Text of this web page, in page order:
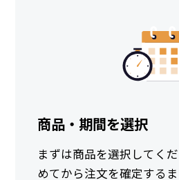
商品・期間を選択
まずは商品を選択してく
めてから注文を確定する